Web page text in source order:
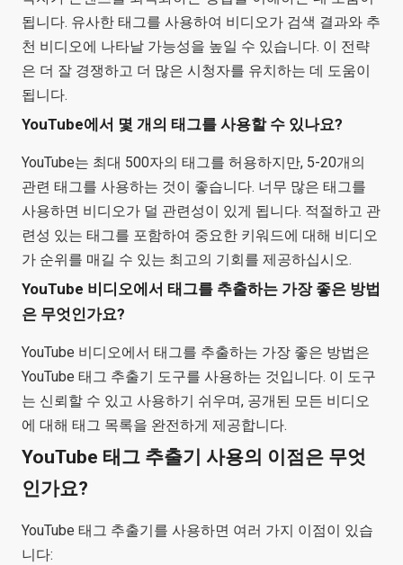
됩니다. 유사한 태그를 사용하여 비디오가 검색 결과와 추
천 비디오에 나타날 가능성을 높일 수 있습니다. 이 전략
은 더 잘 경쟁하고 더 많은 시청자를 유치하는 데 도움이
됩니다.
YouTube에서 몇 개의 태그를 사용할 수 있나요?
YouTube는 최대 500자의 태그를 허용하지만, 5-20개의
관련 태그를 사용하는 것이 좋습니다. 너무 많은 태그를
사용하면 비디오가 덜 관련성이 있게 됩니다. 적절하고 관
련성 있는 태그를 포함하여 중요한 키워드에 대해 비디오
가 순위를 매길 수 있는 최고의 기회를 제공하십시오.
YouTube 비디오에서 태그를 추출하는 가장 좋은 방법
은 무엇인가요?
YouTube 비디오에서 태그를 추출하는 가장 좋은 방법은
YouTube 태그 추출기 도구를 사용하는 것입니다. 이 도구
는 신뢰할 수 있고 사용하기 쉬우며, 공개된 모든 비디오
에 대해 태그 목록을 완전하게 제공합니다.
YouTube 태그 추출기 사용의 이점은 무엇
인가요?
YouTube 태그 추출기를 사용하면 여러 가지 이점이 있습
니다: